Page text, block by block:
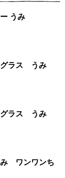
ノラネコぐんだん タンブラー うみ
フロートグラス うみ
デザートグラス うみ
み ワンワンち